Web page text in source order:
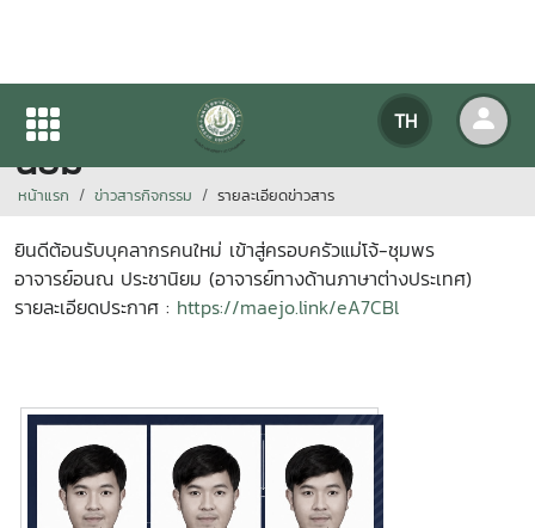
TH
ยินดีต้อนรับ อาจารย์อนณ ประชา
นิยม
หน้าแรก ข่าวสารกิจกรรม รายละเอียดข่าวสาร
ยินดีต้อนรับบุคลากรคนใหม่ เข้าสู่ครอบครัวแม่โจ้-ชุมพร
อาจารย์อนณ ประชานิยม (อาจารย์ทางด้านภาษาต่างประเทศ)
รายละเอียดประกาศ : https://maejo.link/eA7CBl